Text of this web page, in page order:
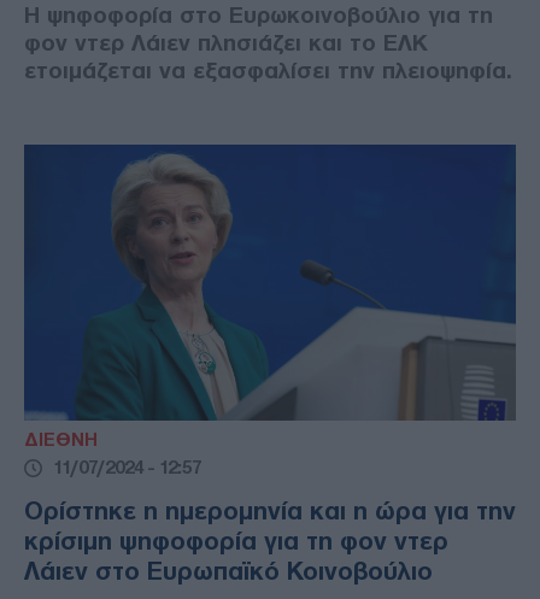
Η ψηφοφορία στο Ευρωκοινοβούλιο για τη
φον ντερ Λάιεν πλησιάζει και το ΕΛΚ
ετοιμάζεται να εξασφαλίσει την πλειοψηφία.
ΔΙΕΘΝΗ
11/07/2024 - 12:57
Ορίστηκε η ημερομηνία και η ώρα για την
κρίσιμη ψηφοφορία για τη φον ντερ
Λάιεν στο Ευρωπαϊκό Κοινοβούλιο